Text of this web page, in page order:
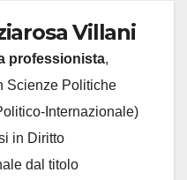
Villani
professionista,
Scienze Politiche
Internazionale)
in Diritto
dal titolo